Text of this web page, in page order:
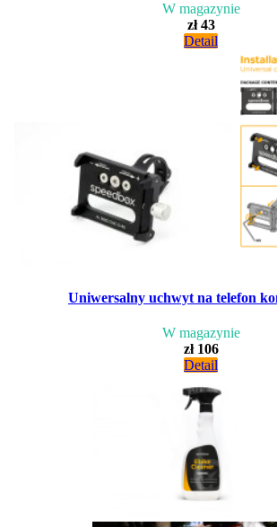
W magazynie
zł 43
Detail
Uniwersalny uchwyt na telefon
W magazynie
zł 106
Detail